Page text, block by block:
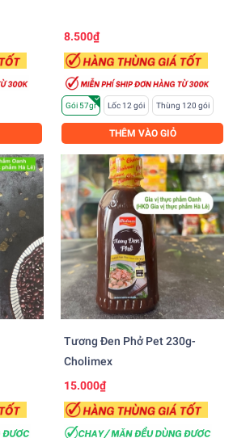
8.500₫
Gói 57gr Lốc 12 gói Thùng 120 gói
THÊM VÀO GIỎ
Tương Đen Phở Pet 230g-
Cholimex
15.000₫